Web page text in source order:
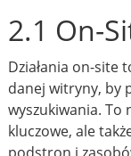
2.1 On-
Działania on-site
danej witryny, by
wyszukiwania. To
kluczowe, ale
podstron i